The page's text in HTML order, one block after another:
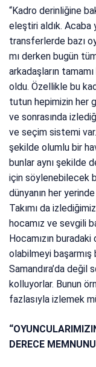
“Kadro derinliğine
eleştiri aldık. Acaba
transferlerde bazı
mı derken bugün
arkadaşların
oldu. Özellikle bu
tutun hepimizin her
ve sonrasında
ve seçim sistemi
şekilde olumlu bir
bunlar aynı şekilde
için söylenebilecek
dünyanın her yerinde
Takımı da
hocamız ve sevgili
Hocamızın
olabilmeyi
Samandıra’da değil
kolluyorlar. Bunun
fazlasıyla izlemek
DERECE